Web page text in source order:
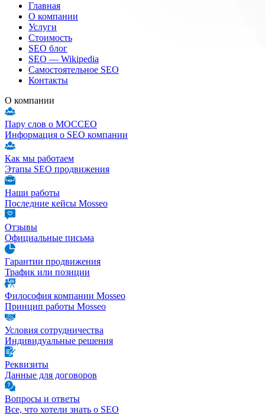
Главная
О компании
Услуги
Стоимость
SEO блог
SEO — Wikipedia
Самостоятельное SEO
Контакты
О компании
Пару слов о МОССЕО
Информация о SEO компании
Как мы работаем
Этапы SEO продвижения
Наши работы
Последние кейсы Mosseo
Отзывы
Официальные письма
Гарантии продвижения
Трафик или позиции
Философия компании Mosseo
Принцип работы Mosseo
Условия сотрудничества
Индивидуальные решения
Реквизиты
Данные для договоров
Вопросы и ответы
Все, что хотели знать о SEO